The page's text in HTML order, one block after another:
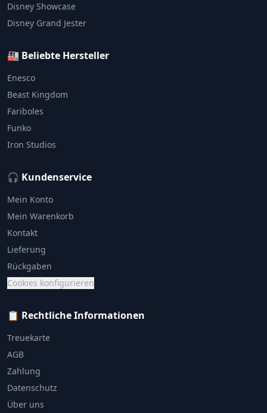
Disney Showcase
Disney Grand Jester
🏭 Beliebte Hersteller
Enesco
Beast Kingdom
Fariboles
Funko
Iron Studios
🎧 Kundenservice
Mein Konto
Mein Warenkorb
Kontakt
Lieferung
Rückgaben
Cookies konfigurieren
📋 Rechtliche Informationen
Treuekarte
AGB
Zahlung
Datenschutz
Über uns